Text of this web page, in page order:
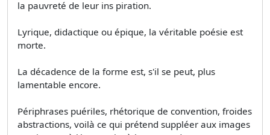
la pauvreté de leur ins­ piration.
Lyrique, didactique ou épique, la véritable poésie est
morte.
La décadence de la forme est, s'il se peut, plus
lamentable encore.
Périphrases puériles, rhétorique de convention, froides
abstractions, voilà ce qui prétend suppléer aux images